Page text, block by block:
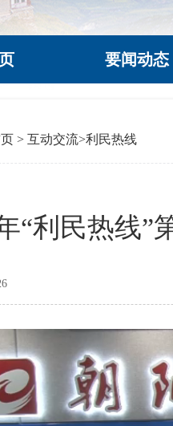
要闻动态
> 互动交流>利民热线
“利民热线”